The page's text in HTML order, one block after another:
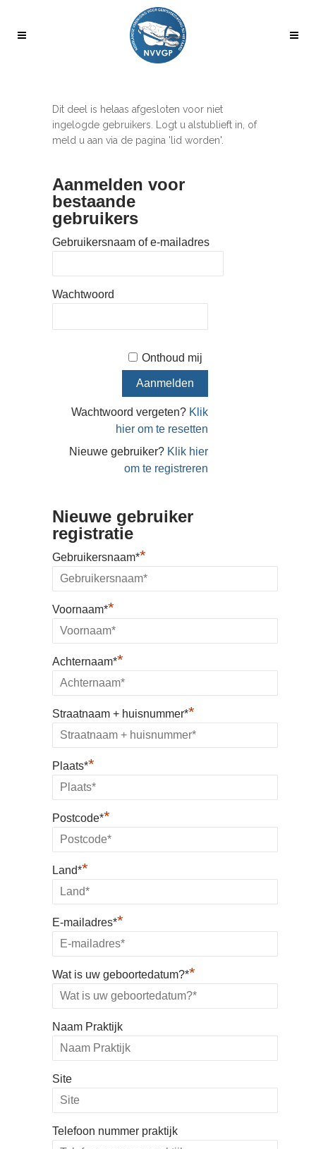
Dit deel is helaas afgesloten voor niet
ingelogde gebruikers. Logt u alstublieft in, of
meld u aan via de pagina 'lid worden'.
Aanmelden voor
bestaande
gebruikers
Gebruikersnaam of e-mailadres
Wachtwoord
Onthoud mij
Wachtwoord vergeten? Klik
hier om te resetten
Nieuwe gebruiker? Klik hier
om te registreren
Nieuwe gebruiker
registratie
Gebruikersnaam**
Voornaam**
Achternaam**
Straatnaam + huisnummer**
Plaats**
Postcode**
Land**
E-mailadres**
Wat is uw geboortedatum?**
Naam Praktijk
Site
Telefoon nummer praktijk